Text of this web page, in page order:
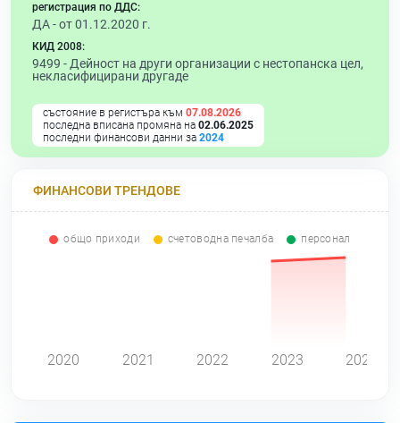
регистрация по ДДС:
ДА - от 01.12.2020 г.
КИД 2008:
9499 - Дейност на други организации с нестопанска цел,
некласифицирани другаде
състояние в регистъра към 07.08.2026
последна вписана промяна на 02.06.2025
последни финансови данни за 2024
ФИНАНСОВИ ТРЕНДОВЕ
общо приходи счетоводна печалба персонал
2020 2021 2022 2023 2024